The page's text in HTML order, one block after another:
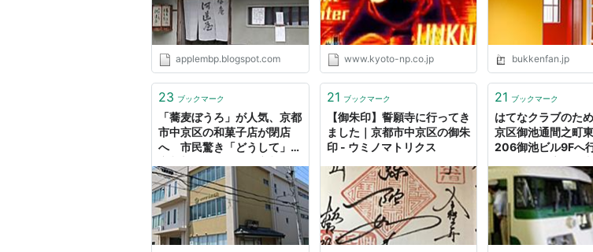
applembp.blogspot.com www.kyoto-np.co.jp bukkenfan.jp
23 ブックマーク
「蕎麦ぼうろ」が人気、京都
市中京区の和菓子店が閉店
へ 市民驚き「どうして」｜
賀のニュースサイト
21 ブックマーク
【御朱印】誓願寺に行ってき
ました｜京都市中京区の御朱
印 - ウミノマトリクス
21 ブックマーク
はてなクラブのた
京区御池通間之町
206御池ビル9Fへ
月